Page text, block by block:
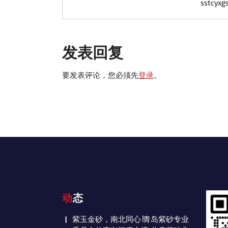
发表回复
要发表评论，您必须先登录。
动态
紫玉金砂，南北同心∣青岛紫砂专业